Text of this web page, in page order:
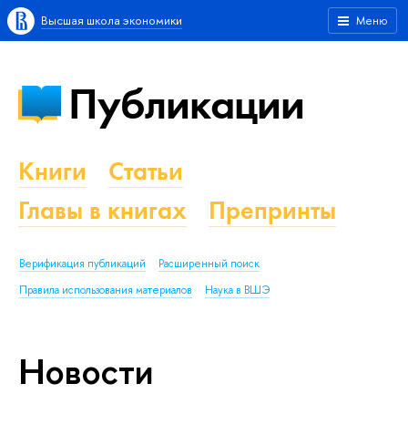
Меню
Высшая школа экономики
Публикации
Книги
Статьи
Главы в книгах
Препринты
Верификация публикаций
Расширенный поиск
Правила использования материалов
Наука в ВШЭ
Новости